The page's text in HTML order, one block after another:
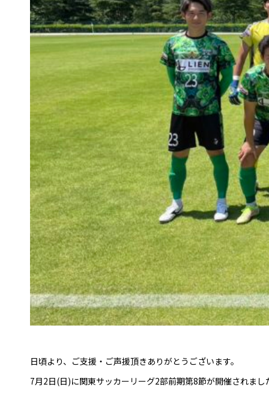
日頃より、ご支援・ご声援頂きありがとうございます。
7月2日(日)に関東サッカーリーグ2部前期第8節が開催されま